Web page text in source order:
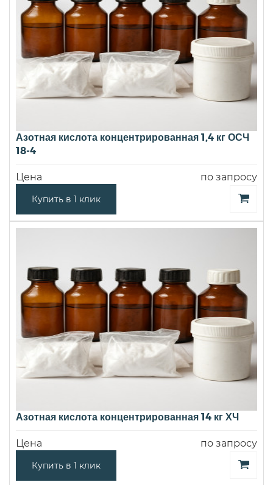
Азотная кислота концентрированная 1,4 кг ОСЧ
18-4
Цена по запросу
Купить в 1 клик
Азотная кислота концентрированная 14 кг ХЧ
Цена по запросу
Купить в 1 клик